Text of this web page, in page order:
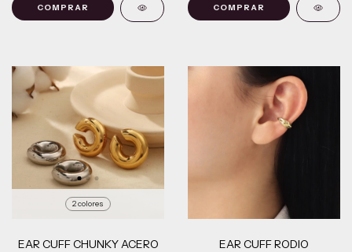
COMPRAR
2 colores
EAR CUFF CHUNKY ACERO EAR CUFF RODIO